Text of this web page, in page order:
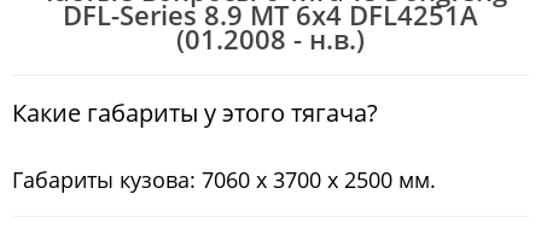
DFL-Series 8.9 MT 6x4 DFL4251А
(01.2008 - н.в.)
Какие габариты у этого тягача?
Габариты кузова: 7060 x 3700 x 2500 мм.